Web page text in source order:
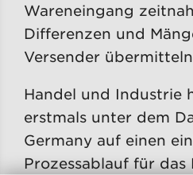
Wareneingang
Differenzen und
Versender
Handel und Industrie
erstmals unter dem
Germany auf einen
Prozessablauf für